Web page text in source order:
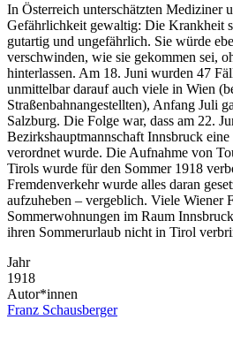
In Österreich unterschätzten Mediziner
Gefährlichkeit gewaltig: Die Krankheit
gutartig und ungefährlich. Sie würde
verschwinden, wie sie gekommen sei,
hinterlassen. Am 18. Juni wurden 47
unmittelbar darauf auch viele in Wien
Straßenbahnangestellten), Anfang Juli
Salzburg. Die Folge war, dass am 22.
Bezirkshauptmannschaft Innsbruck eine
verordnet wurde. Die Aufnahme von
Tirols wurde für den Sommer 1918
Fremdenverkehr wurde alles daran
aufzuheben – vergeblich. Viele Wiener
Sommerwohnungen im Raum
ihren Sommerurlaub nicht in Tirol
Jahr
1918
Autor*innen
Franz Schausberger